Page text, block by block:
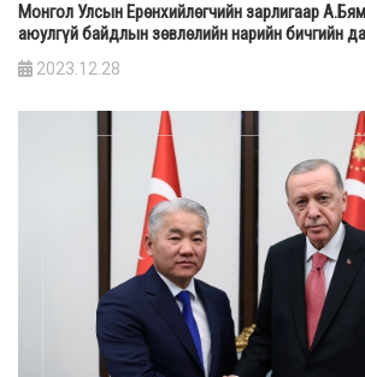
Монгол Улсын Ерөнхийлөгчийн зарлигаар
аюулгүй байдлын зөвлөлийн нарийн бичгийн
2023.12.28